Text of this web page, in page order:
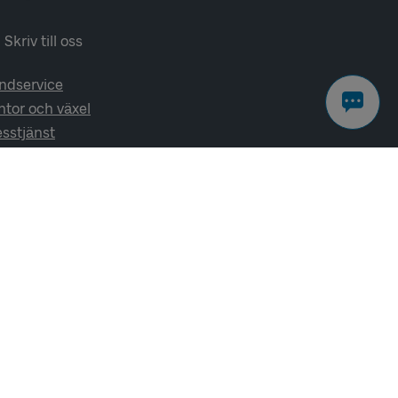
Skriv till oss
och växel